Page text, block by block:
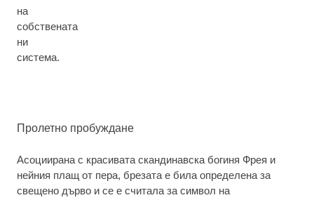
на
собствената
ни
система.
Пролетно пробуждане
Асоциирана с красивата скандинавска богиня Фрея и
нейния плащ от пера, брезата е била определена за
свещено дърво и се е считала за символ на